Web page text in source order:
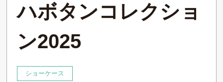
ハボタンコレクショ
ン2025
ショーケース